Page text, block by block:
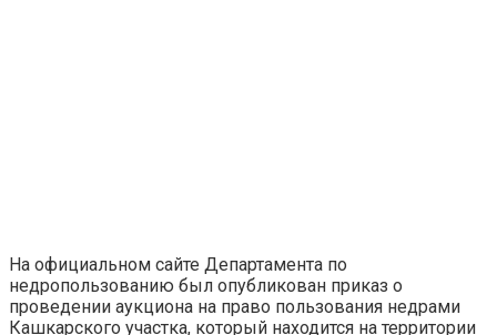
На официальном сайте Департамента по
недропользованию был опубликован приказ о
проведении аукциона на право пользования недрами
Кашкарского участка, который находится на территории